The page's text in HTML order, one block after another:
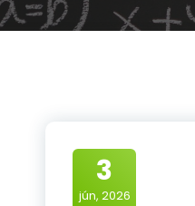
3
jún, 2026